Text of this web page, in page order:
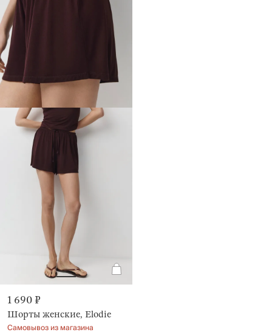
1 690 ₽
Шорты женские, Elodie
Самовывоз из магазина